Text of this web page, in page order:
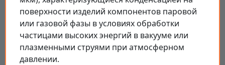
поверхности изделий компонентов паровой
или газовой фазы в условиях обработки
частицами высоких энергий в вакууме или
плазменными струями при атмосферном
давлении.